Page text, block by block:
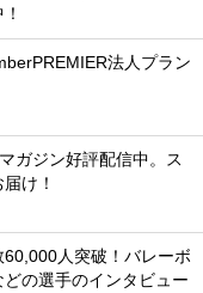
法人プラン
ガジン好評配信中。ス
け！
人突破！バレーボ
の選手のインタビュー